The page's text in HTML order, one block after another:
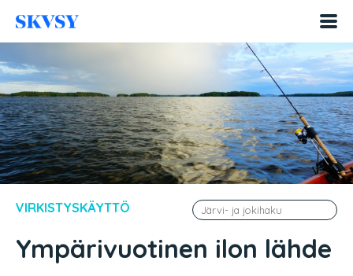
sisältöön
VIRKISTYSKÄYTTÖ
Ympärivuotinen ilon lähde